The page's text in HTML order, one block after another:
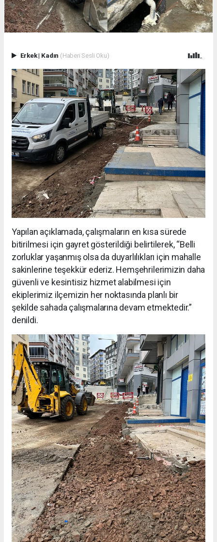
Erkek| Kadın (Haberi Sesli Oku)
Yapılan açıklamada, çalışmaların en kısa sürede
bitirilmesi için gayret gösterildiği belirtilerek, “Belli
zorluklar yaşanmış olsa da duyarlılıkları için mahalle
sakinlerine teşekkür ederiz. Hemşehrilerimizin daha
güvenli ve kesintisiz hizmet alabilmesi için
ekiplerimiz ilçemizin her noktasında planlı bir
şekilde sahada çalışmalarına devam etmektedir.”
denildi.